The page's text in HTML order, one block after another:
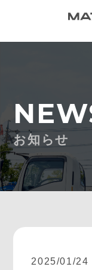
お知らせ
2025/01/24